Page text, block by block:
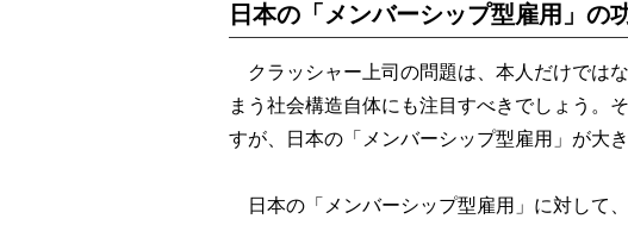
日本の「メンバーシップ型雇用」の
クラッシャー上司の問題は、本人だけでは
まう社会構造自体にも注目すべきでしょう。
すが、日本の「メンバーシップ型雇用」が大
日本の「メンバーシップ型雇用」に対して